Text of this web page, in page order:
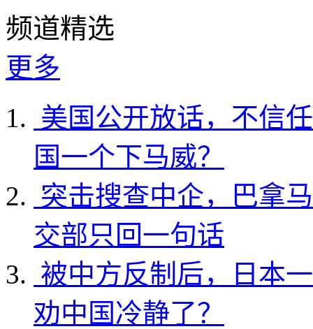
频道精选
更多
美国公开放话，不信
国一个下马威？
突击搜查中企，巴拿
交部只回一句话
被中方反制后，日本
劝中国冷静了？